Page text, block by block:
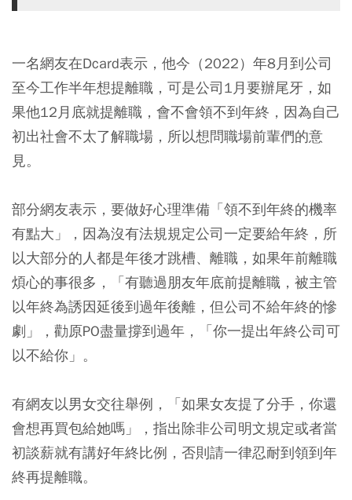
一名網友在Dcard表示，他今（2022）年8月到公司
至今工作半年想提離職，可是公司1月要辦尾牙，如
果他12月底就提離職，會不會領不到年終，因為自己
初出社會不太了解職場，所以想問職場前輩們的意
見。
部分網友表示，要做好心理準備「領不到年終的機率
有點大」，因為沒有法規規定公司一定要給年終，所
以大部分的人都是年後才跳槽、離職，如果年前離職
煩心的事很多，「有聽過朋友年底前提離職，被主管
以年終為誘因延後到過年後離，但公司不給年終的慘
劇」，勸原PO盡量撐到過年，「你一提出年終公司可
以不給你」。
有網友以男女交往舉例，「如果女友提了分手，你還
會想再買包給她嗎」，指出除非公司明文規定或者當
初談薪就有講好年終比例，否則請一律忍耐到領到年
終再提離職。